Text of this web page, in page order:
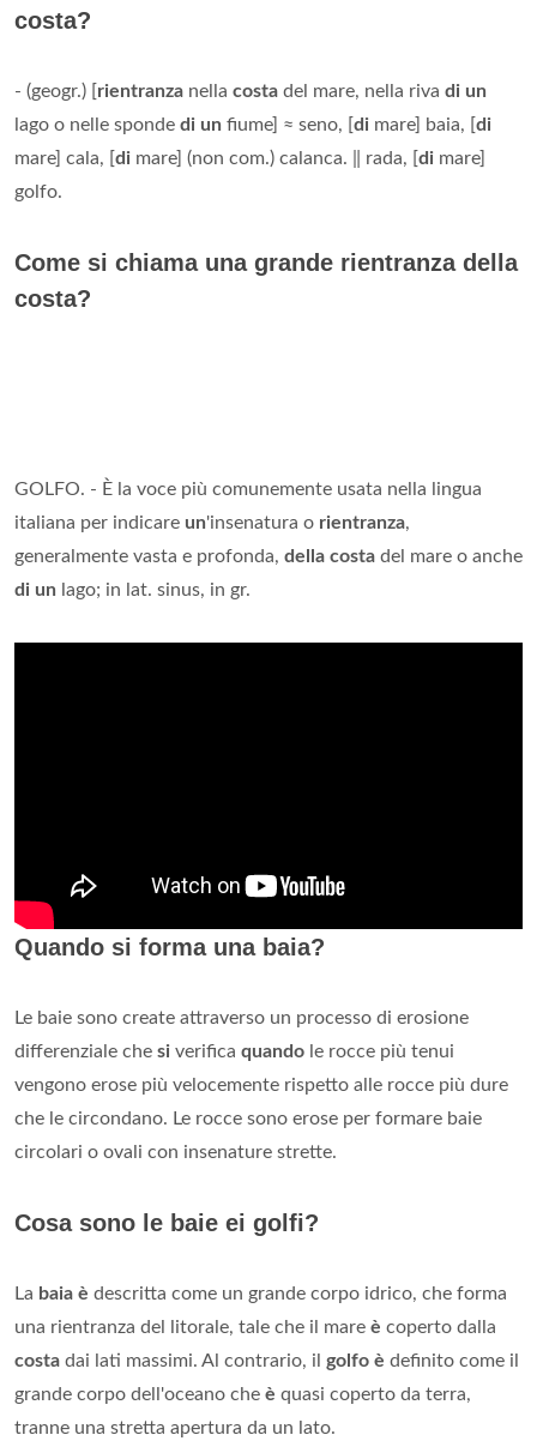
costa?
- (geogr.) [ rientranza nella costa del mare, nella riva di un
lago o nelle sponde di un fiume] ≈ seno, [ di mare] baia, [ di
mare] cala, [ di mare] (non com.) calanca. ‖ rada, [ di mare]
golfo.
Come si chiama una grande rientranza della
costa?
GOLFO. - È la voce più comunemente usata nella lingua
italiana per indicare un'insenatura o rientranza,
generalmente vasta e profonda, della costa del mare o anche
di un lago; in lat. sinus, in gr.
Quando si forma una baia?
Le baie sono create attraverso un processo di erosione
differenziale che si verifica quando le rocce più tenui
vengono erose più velocemente rispetto alle rocce più dure
che le circondano. Le rocce sono erose per formare baie
circolari o ovali con insenature strette.
Cosa sono le baie ei golfi?
La baia è descritta come un grande corpo idrico, che forma
una rientranza del litorale, tale che il mare è coperto dalla
costa dai lati massimi. Al contrario, il golfo è definito come il
grande corpo dell'oceano che è quasi coperto da terra,
tranne una stretta apertura da un lato.